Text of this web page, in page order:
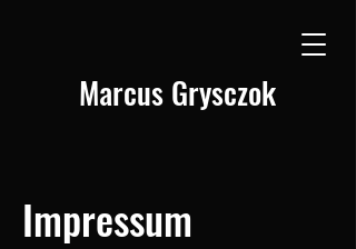
Marcus Grysczok
Impressum